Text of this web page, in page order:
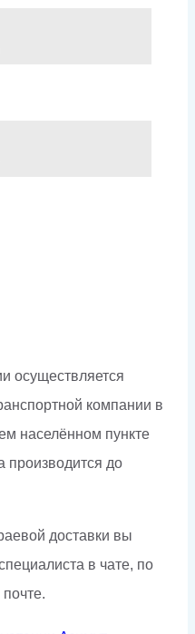
осуществляется
компании в
населённом пункте
производится до
доставки вы
в чате, по